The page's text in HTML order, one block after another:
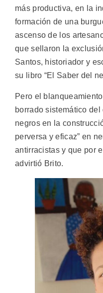
más productiva, en la
formación de una
ascenso de los
que sellaron la
Santos, historiador y
su libro “El Saber del
Pero el
borrado sistemático
negros en la
perversa y eficaz” en
antirracistas y que por
advirtió Brito.